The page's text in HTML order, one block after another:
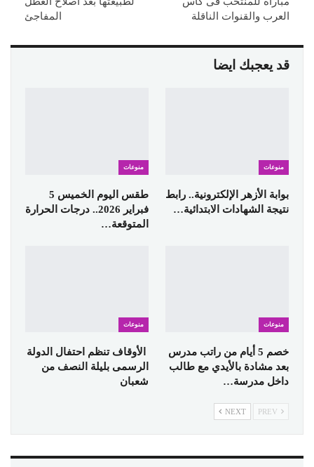
العرب والقنوات الناقلة
المفاجئ
قد يعجبك ايضا
منوعات
بوابة الأزهر الإلكترونية.. رابط
نتيجة الشهادات الابتدائية…
منوعات
طقس اليوم الخميس 5
فبراير 2026.. درجات الحرارة
المتوقعة…
منوعات
خصم 5 أيام من راتب مدرس
بعد مشادة بالأيدي مع طالب
داخل مدرسة…
منوعات
الأوقاف تنظم احتفال الدولة
الرسمى بليلة النصف من
شعبان
NEXT